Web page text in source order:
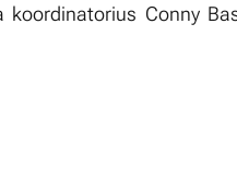
Conny